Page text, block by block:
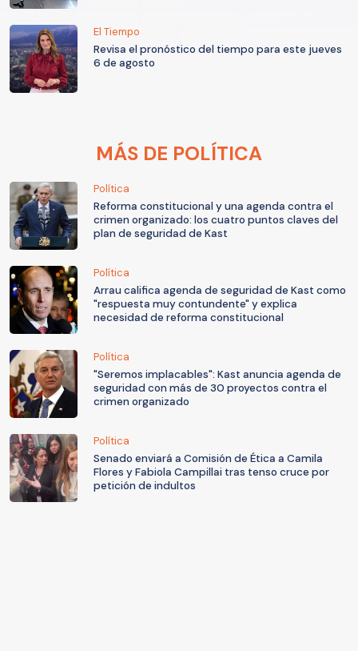
El Tiempo
Revisa el pronóstico del tiempo para este jueves
6 de agosto
MÁS DE POLÍTICA
Política
Reforma constitucional y una agenda contra el
crimen organizado: los cuatro puntos claves del
plan de seguridad de Kast
Política
Arrau califica agenda de seguridad de Kast como
"respuesta muy contundente" y explica
necesidad de reforma constitucional
Política
"Seremos implacables": Kast anuncia agenda de
seguridad con más de 30 proyectos contra el
crimen organizado
Política
Senado enviará a Comisión de Ética a Camila
Flores y Fabiola Campillai tras tenso cruce por
petición de indultos